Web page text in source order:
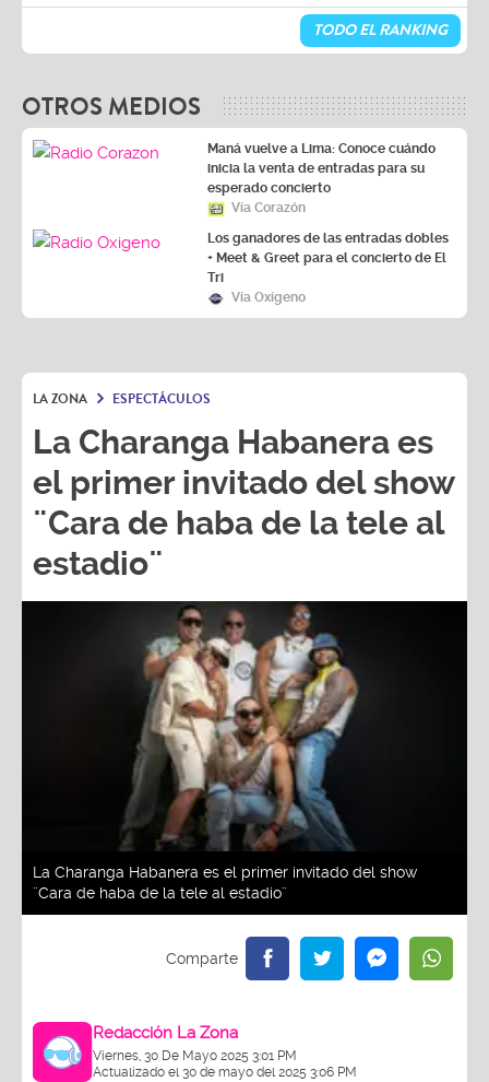
TODO EL RANKING
OTROS MEDIOS
Maná vuelve a Lima: Conoce cuándo
inicia la venta de entradas para su
esperado concierto
Vía Corazón
Los ganadores de las entradas dobles
+ Meet & Greet para el concierto de El
Tri
Vía Oxígeno
LA ZONA ESPECTÁCULOS
La Charanga Habanera es
el primer invitado del show
¨Cara de haba de la tele al
estadio¨
La Charanga Habanera es el primer invitado del show
¨Cara de haba de la tele al estadio¨
Redacción La Zona
Viernes, 30 De Mayo 2025 3:01 PM
Actualizado el 30 de mayo del 2025 3:06 PM